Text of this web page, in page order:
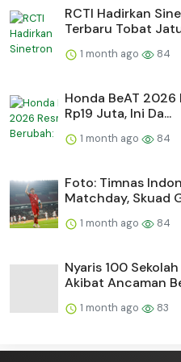
RCTI Hadirkan
Terbaru Tobat
1 month ago 84
Honda BeAT 2026
Rp19 Juta, Ini Da...
1 month ago 84
Foto: Timnas
Matchday, Skuad
1 month ago 84
Nyaris 100
Akibat Ancaman
1 month ago 83